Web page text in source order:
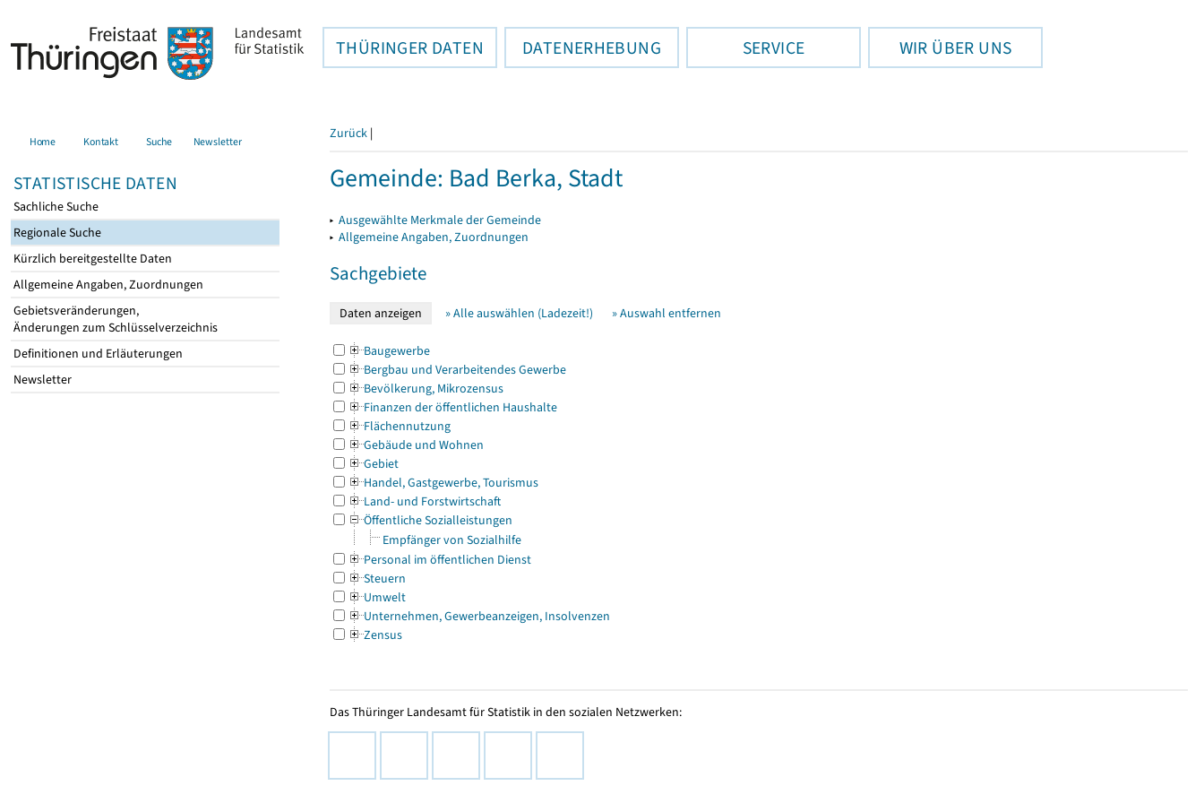
THÜRINGER DATEN DATENERHEBUNG SERVICE WIR ÜBER UNS
Home Kontakt Suche Newsletter
STATISTISCHE DATEN
Sachliche Suche
Regionale Suche
Kürzlich bereitgestellte Daten
Allgemeine Angaben, Zuordnungen
Gebietsveränderungen,
Änderungen zum Schlüsselverzeichnis
Definitionen und Erläuterungen
Newsletter
Zurück |
Gemeinde: Bad Berka, Stadt
▸ Ausgewählte Merkmale der Gemeinde
▸ Allgemeine Angaben, Zuordnungen
Sachgebiete
» Alle auswählen (Ladezeit!) » Auswahl entfernen
Baugewerbe
Bergbau und Verarbeitendes Gewerbe
Bevölkerung, Mikrozensus
Finanzen der öffentlichen Haushalte
Flächennutzung
Gebäude und Wohnen
Gebiet
Handel, Gastgewerbe, Tourismus
Land- und Forstwirtschaft
Öffentliche Sozialleistungen
Empfänger von Sozialhilfe
Personal im öffentlichen Dienst
Steuern
Umwelt
Unternehmen, Gewerbeanzeigen, Insolvenzen
Zensus
Das Thüringer Landesamt für Statistik in den sozialen Netzwerken: